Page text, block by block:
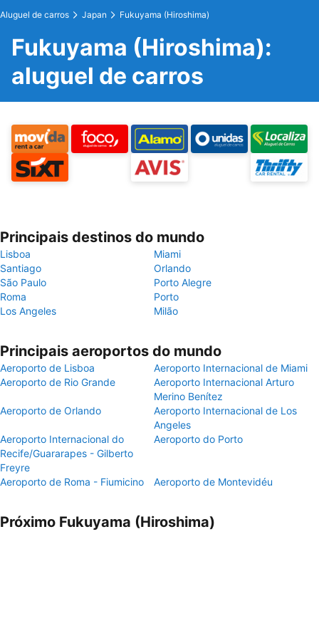
Aluguel de carros Japan Fukuyama (Hiroshima)
Fukuyama (Hiroshima):
aluguel de carros
Principais destinos do mundo
Lisboa
Miami
Santiago
Orlando
São Paulo
Porto Alegre
Roma
Porto
Los Angeles
Milão
Principais aeroportos do mundo
Aeroporto de Lisboa
Aeroporto Internacional de Miami
Aeroporto de Rio Grande
Aeroporto Internacional Arturo
Merino Benítez
Aeroporto de Orlando
Aeroporto Internacional de Los
Angeles
Aeroporto Internacional do
Recife/Guararapes - Gilberto
Freyre
Aeroporto do Porto
Aeroporto de Roma - Fiumicino Aeroporto de Montevidéu
Próximo Fukuyama (Hiroshima)